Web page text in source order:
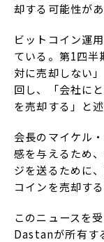
却する可能性が
ビットコイン運
ている。第1四半
対に売却しない
回し、「会社に
を売却する」と述
会長のマイケル
感を与えるため
ジを送るために
コインを売却す
このニュースを
Dastanが所有